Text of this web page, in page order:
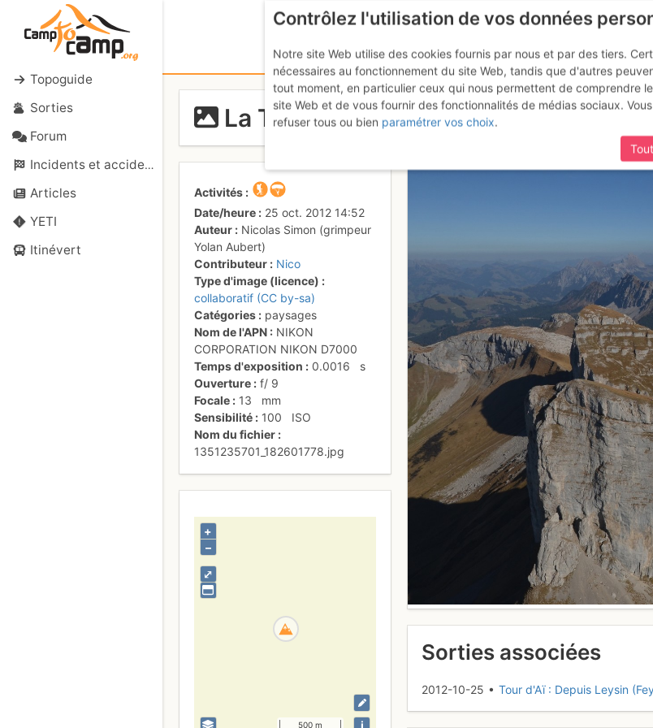
Topoguide
Sorties
Forum
Incidents et accidents
Articles
YETI
Itinévert
La Tour d'Aï vue du ciel
Activités
Date/heure
25 oct. 2012 14:52
Auteur
Nicolas Simon (grimpeur
Yolan Aubert)
Contributeur
Nico
Type d'image (licence)
collaboratif (CC by-sa)
Catégories
paysages
Nom de l'APN
NIKON
CORPORATION NIKON D7000
Temps d'exposition
0.0016
s
Ouverture
f/9
Focale
13
mm
Sensibilité
100
ISO
Nom du fichier
1351235701_182601778.jpg
⤢
+
–
500 m
Sorties associées
2012-10-25 •Tour d'Aï : Depuis Leysin
Contrôlez l'utilisation de vos données
Notre site Web utilise des cookies fournis par nous et par des tiers.
nécessaires au fonctionnement du site Web, tandis que d'autres
tout moment, en particulier ceux qui nous permettent de comprendre
site Web et de vous fournir des fonctionnalités de médias sociaux.
refuser tous ou bien paramétrer vos choix.